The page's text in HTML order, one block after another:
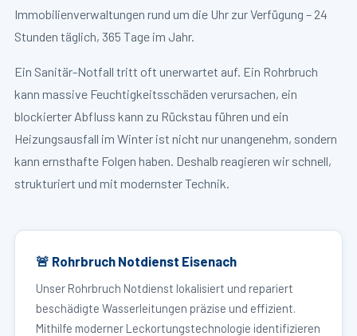
Immobilienverwaltungen rund um die Uhr zur Verfügung – 24
Stunden täglich, 365 Tage im Jahr.
Ein Sanitär-Notfall tritt oft unerwartet auf. Ein Rohrbruch
kann massive Feuchtigkeitsschäden verursachen, ein
blockierter Abfluss kann zu Rückstau führen und ein
Heizungsausfall im Winter ist nicht nur unangenehm, sondern
kann ernsthafte Folgen haben. Deshalb reagieren wir schnell,
strukturiert und mit modernster Technik.
🚨 Rohrbruch Notdienst Eisenach
Unser Rohrbruch Notdienst lokalisiert und repariert
beschädigte Wasserleitungen präzise und effizient.
Mithilfe moderner Leckortungstechnologie identifizieren